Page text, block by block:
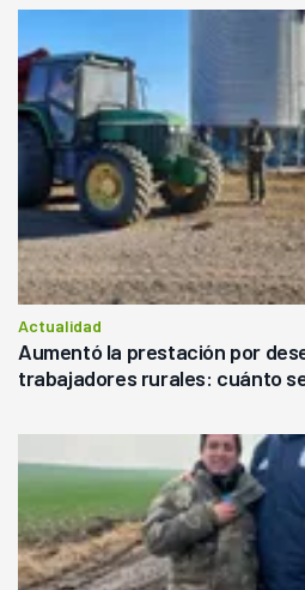
Actualidad
Aumentó la prestación por
trabajadores rurales: cuánto